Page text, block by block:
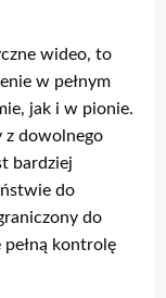
wideo, to
w pełnym
jak i w pionie.
z dowolnego
bardziej
do
do
kontrolę